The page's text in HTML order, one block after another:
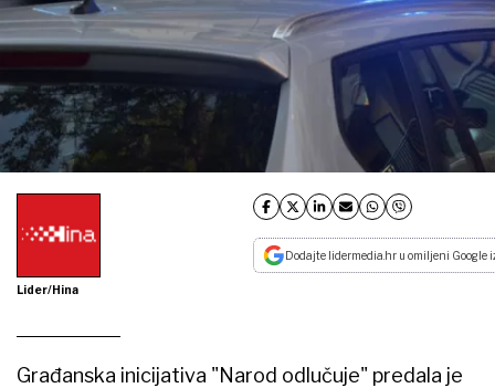
Lider/Hina
Dodajte lidermedia.hr u omiljeni Google
Građanska inicijativa "Narod odlučuje" predala je